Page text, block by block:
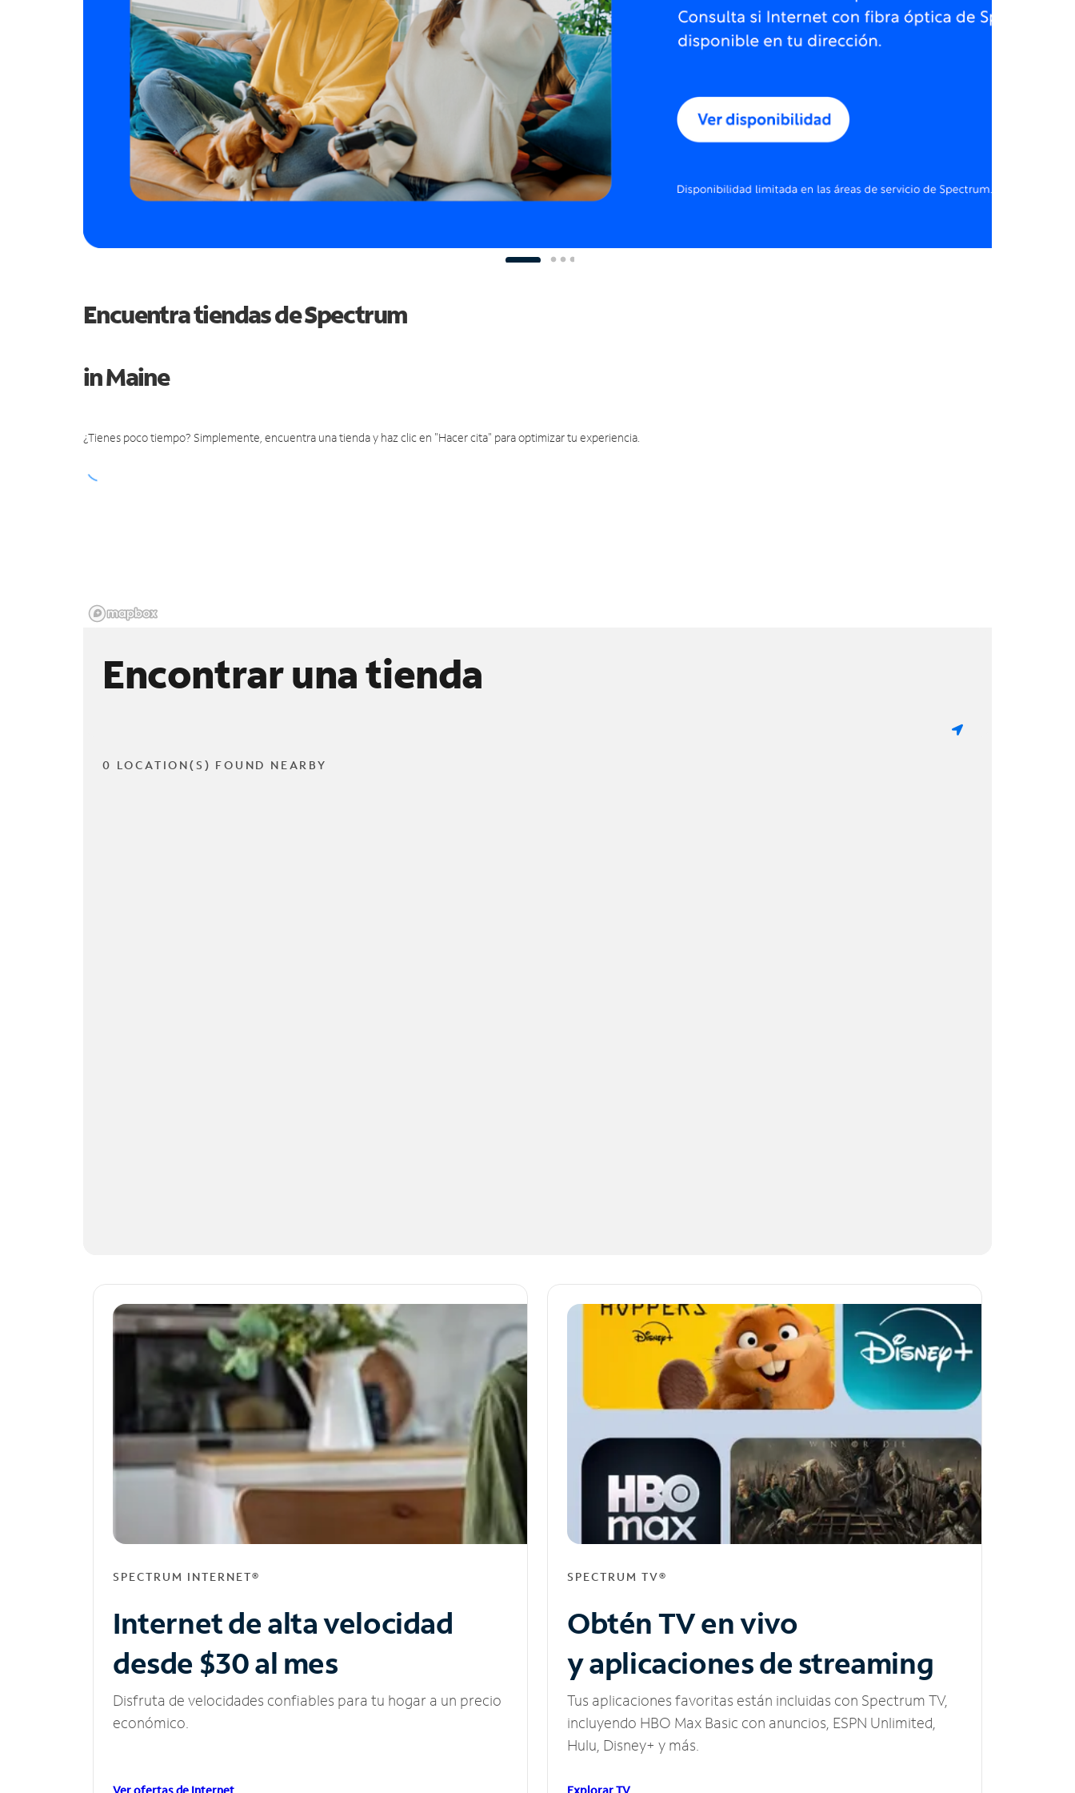
Encuentra tiendas de Spectrum
in Maine
¿Tienes poco tiempo? Simplemente, encuentra una tienda y haz clic en "Hacer cita" para optimizar tu experiencia.
Encontrar una tienda
0 LOCATION(S) FOUND NEARBY
SPECTRUM INTERNET®
Internet de alta velocidad
desde $30 al mes
Disfruta de velocidades confiables para tu hogar a un precio
económico.
SPECTRUM TV®
Obtén TV en vivo
y aplicaciones de streaming
Tus aplicaciones favoritas están incluidas con Spectrum TV,
incluyendo HBO Max Basic con anuncios, ESPN Unlimited,
Hulu, Disney+ y más.